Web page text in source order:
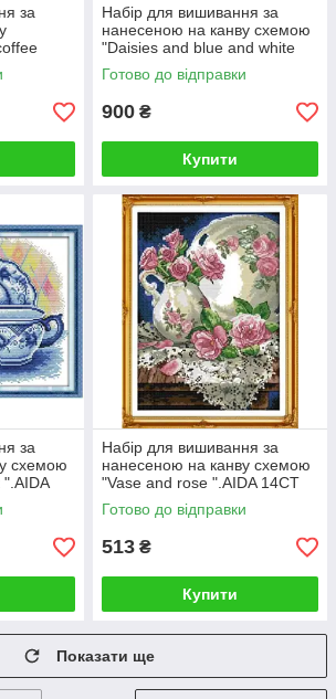
за
29*32
Набір для вишивання за
нанесеною на канву схемою
"Daisies and blue and white
porcelain"AIDA 14CT printed
48*43см
Готово до відправки
900 ₴
Купити
за
схемою
Набір для вишивання за
нанесеною на канву схемою
"Vase and rose ".AIDA 14CT
printed , 21*30 см
Готово до відправки
513 ₴
Купити
Показати ще